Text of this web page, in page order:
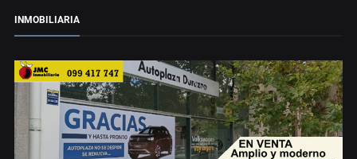
INMOBILIARIA